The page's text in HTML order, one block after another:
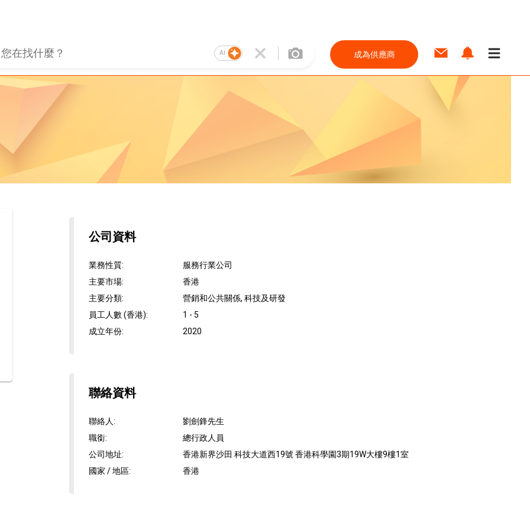
AI 成為供應商
公司資料
業務性質:
服務行業公司
主要市場:
香港
主要分類:
營銷和公共關係, 科技及研發
員工人數 (香港):
1 - 5
成立年份: 2020
聯絡資料
聯絡人:
劉劍鋒先生
職銜:
總行政人員
公司地址:
香港新界沙田 科技大道西19號 香港科學園3期19W大樓9樓1室
國家 / 地區: 香港